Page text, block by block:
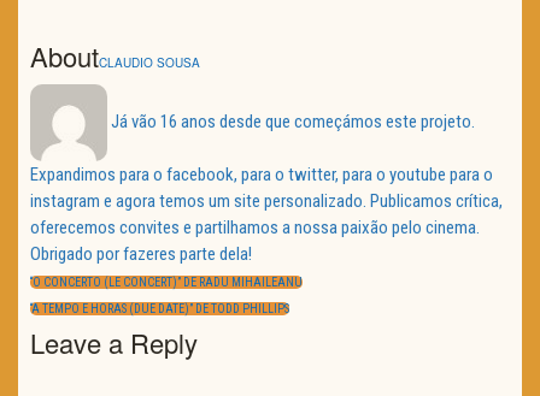
AboutCLAUDIO SOUSA
Já vão 16 anos desde que começámos este projeto.
Expandimos para o facebook, para o twitter, para o youtube para o
instagram e agora temos um site personalizado. Publicamos crítica,
oferecemos convites e partilhamos a nossa paixão pelo cinema.
Obrigado por fazeres parte dela!
Navegação
de
artigos
PREVIOUS
“O CONCERTO (LE CONCERT)” DE RADU MIHAILEANU
NEXT
“A TEMPO E HORAS (DUE DATE)” DE TODD PHILLIPS
Leave a Reply